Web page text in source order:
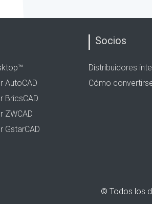
AutoCAD
BricsCAD
ZWCAD
GstarCAD
Socios
Distribuidores
Cómo
© Todos los